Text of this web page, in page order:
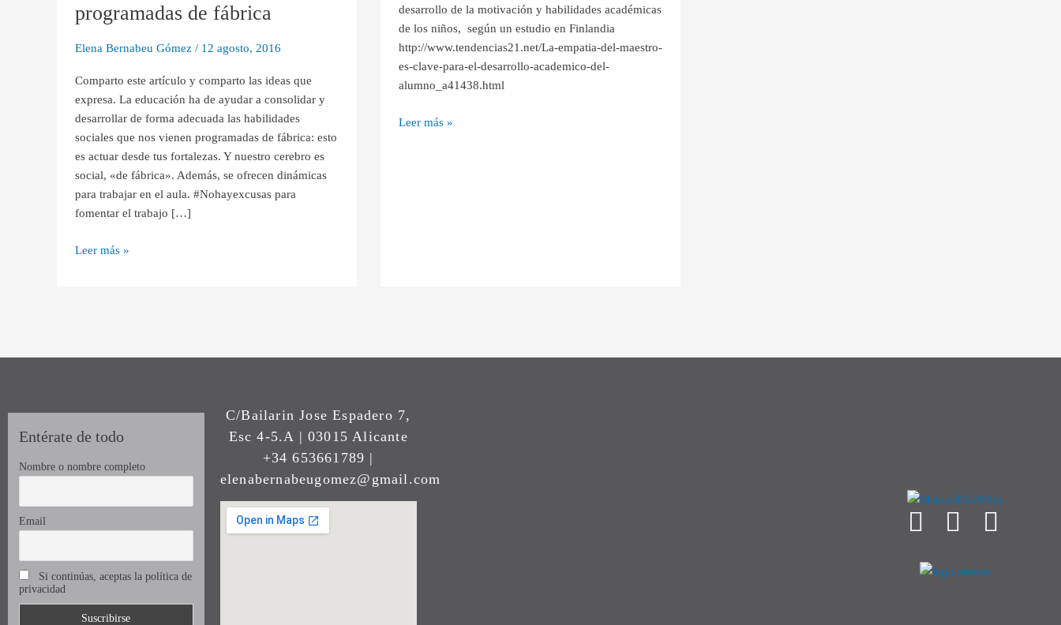
programadas de fábrica
Elena Bernabeu Gómez / 12 agosto, 2016
Comparto este artículo y comparto las ideas que
expresa. La educación ha de ayudar a consolidar y
desarrollar de forma adecuada las habilidades
sociales que nos vienen programadas de fábrica: esto
es actuar desde tus fortalezas. Y nuestro cerebro es
social, «de fábrica». Además, se ofrecen dinámicas
para trabajar en el aula. #Nohayexcusas para
fomentar el trabajo […]
desarrollar
forma
adecuada
habilidades
sociales
vienen
programadas
fábrica
Leer más »
desarrollo de la motivación y habilidades académicas
de los niños, según un estudio en Finlandia
http://www.tendencias21.net/La-empatia-del-maestro-
es-clave-para-el-desarrollo-academico-del-
alumno_a41438.html
Leer más »
Entérate de todo
Nombre o nombre completo
Email
Si continúas, aceptas la política de
privacidad
C/Bailarin Jose Espadero 7,
Esc 4-5.A | 03015 Alicante
+34 653661789 |
elenabernabeugomez@gmail.com